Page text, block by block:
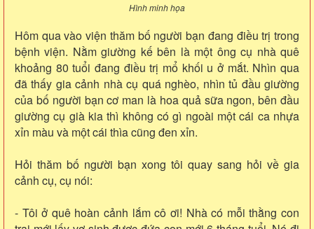
Hình minh họa
Hôm qua vào viện thăm bố người bạn đang điều trị trong
bệnh viện. Nằm giường kế bên là một ông cụ nhà quê
khoảng 80 tuổi đang điều trị mổ khối u ở mắt. Nhìn qua
đã thấy gia cảnh nhà cụ quá nghèo, nhìn tủ đầu giường
của bố người bạn cơ man là hoa quả sữa ngon, bên đầu
giường cụ già kia thì không có gì ngoài một cái ca nhựa
xỉn màu và một cái thìa cũng đen xỉn.
Hỏi thăm bố người bạn xong tôi quay sang hỏi về gia
cảnh cụ, cụ nói:
- Tôi ở quê hoàn cảnh lắm cô ơi! Nhà có mỗi thằng con